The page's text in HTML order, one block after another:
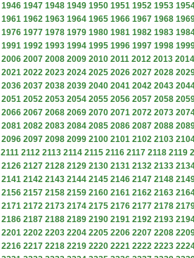
1946 1947 1948 1949 1950 1951 1952 1953
1961 1962 1963 1964 1965 1966 1967 1968
1976 1977 1978 1979 1980 1981 1982 1983
1991 1992 1993 1994 1995 1996 1997 1998
2006 2007 2008 2009 2010 2011 2012 2013 2014
2021 2022 2023 2024 2025 2026 2027 2028
2036 2037 2038 2039 2040 2041 2042 2043
2051 2052 2053 2054 2055 2056 2057 2058
2066 2067 2068 2069 2070 2071 2072 2073
2081 2082 2083 2084 2085 2086 2087 2088
2096 2097 2098 2099 2100 2101 2102 2103
2111 2112 2113 2114 2115 2116 2117 2118 2119
2126 2127 2128 2129 2130 2131 2132 2133
2141 2142 2143 2144 2145 2146 2147 2148
2156 2157 2158 2159 2160 2161 2162 2163
2171 2172 2173 2174 2175 2176 2177 2178
2186 2187 2188 2189 2190 2191 2192 2193
2201 2202 2203 2204 2205 2206 2207 2208
2216 2217 2218 2219 2220 2221 2222 2223